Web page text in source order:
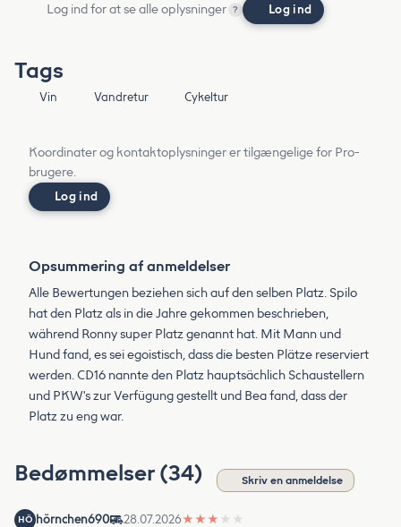
Log ind for at se alle oplysninger ? Log ind
Tags
Vin Vandretur Cykeltur
Koordinater og kontaktoplysninger er tilgængelige for Pro-
brugere.
Log ind
Opsummering af anmeldelser
Alle Bewertungen beziehen sich auf den selben Platz. Spilo
hat den Platz als in die Jahre gekommen beschrieben,
während Ronny super Platz genannt hat. Mit Mann und
Hund fand, es sei egoistisch, dass die besten Plätze reserviert
werden. CD16 nannte den Platz hauptsächlich Schaustellern
und PKW's zur Verfügung gestellt und Bea fand, dass der
Platz zu eng war.
Bedømmelser (34) Skriv en anmeldelse
HÖ hörnchen690 28.07.2026★ ★ ★ ★ ★